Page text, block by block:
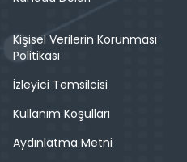
Kişisel Verilerin Korunması
Politikası
İzleyici Temsilcisi
Kullanım Koşulları
Aydınlatma Metni